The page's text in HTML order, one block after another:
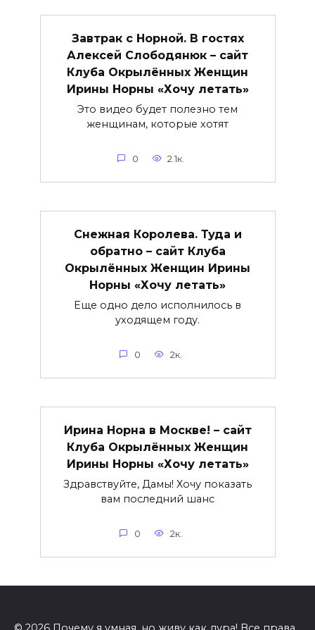
Завтрак с Норной. В гостях
Алексей Слободянюк – сайт
Клуба Окрылённых Женщин
Ирины Норны «Хочу летать»
Это видео будет полезно тем
женщинам, которые хотят
0 2.1к.
Снежная Королева. Туда и
обратно – сайт Клуба
Окрылённых Женщин Ирины
Норны «Хочу летать»
Еще одно дело исполнилось в
уходящем году.
0 2к.
Ирина Норна в Москве! – сайт
Клуба Окрылённых Женщин
Ирины Норны «Хочу летать»
Здравствуйте, Дамы! Хочу показать
вам последний шанс
0 2к.